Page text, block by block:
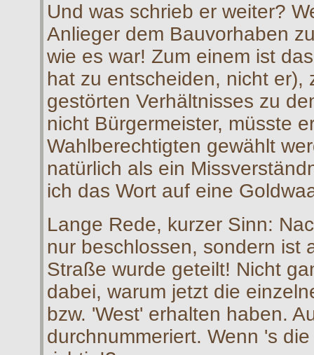
Und was schrieb er weiter?
Anlieger dem Bauvorhaben
wie es war! Zum einem ist
hat zu entscheiden, nicht er),
gestörten Verhältnisses zu
nicht Bürgermeister, müsste
Wahlberechtigten gewählt
natürlich als ein
ich das Wort auf eine
Lange Rede, kurzer Sinn:
nur beschlossen, sondern ist
Straße wurde geteilt! Nicht
dabei, warum jetzt die
bzw. 'West' erhalten haben.
durchnummeriert. Wenn 's